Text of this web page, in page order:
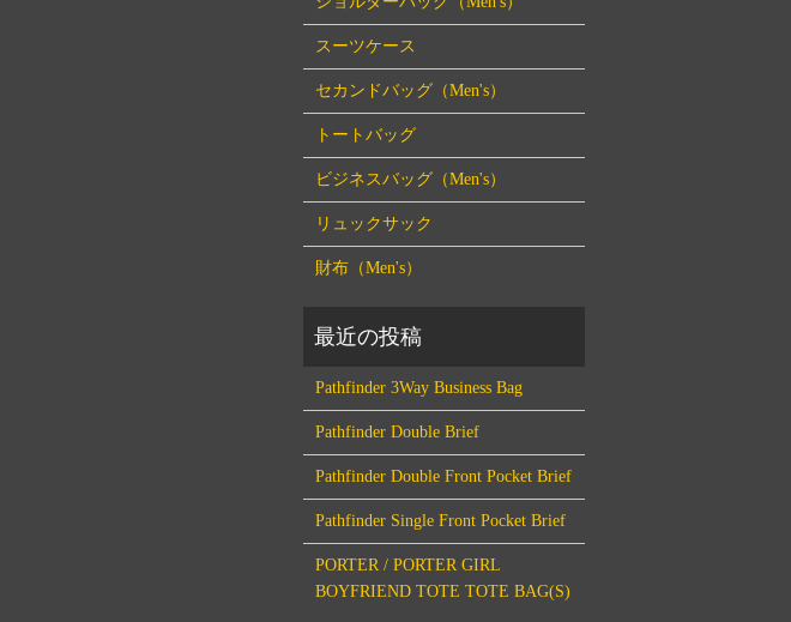
スーツケース
セカンドバッグ（Men's）
トートバッグ
ビジネスバッグ（Men's）
リュックサック
財布（Men's）
Pathfinder 3Way Business Bag
Pathfinder Double Brief
Pathfinder Double Front Pocket Brief
Pathfinder Single Front Pocket Brief
PORTER / PORTER GIRL
BOYFRIEND TOTE TOTE BAG(S)